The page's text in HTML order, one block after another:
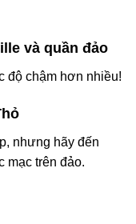
và quần đảo
độ chậm hơn nhiều!
nhưng hãy đến
mạc trên đảo.